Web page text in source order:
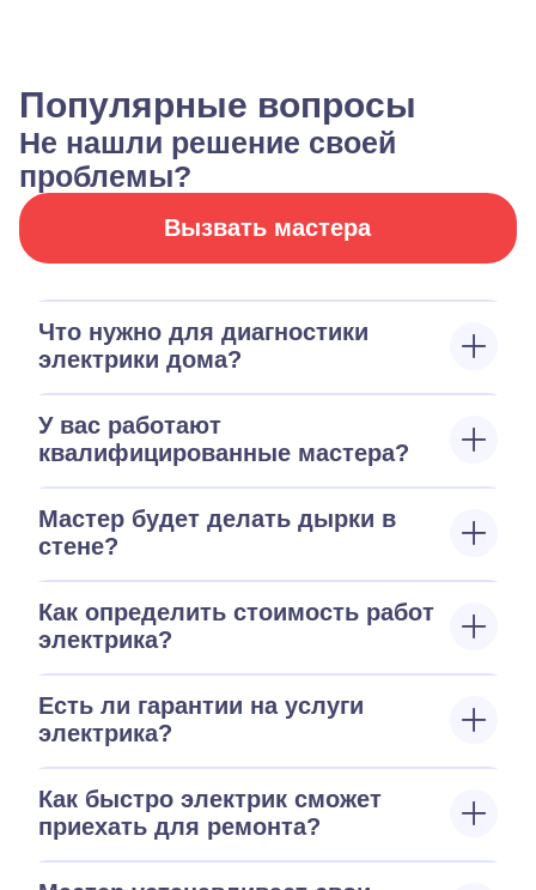
Популярные вопросы
Не нашли решение своей
проблемы?
Вызвать мастера
Что нужно для диагностики
электрики дома?
У вас работают
квалифицированные мастера?
Мастер будет делать дырки в
стене?
Как определить стоимость работ
электрика?
Есть ли гарантии на услуги
электрика?
Как быстро электрик сможет
приехать для ремонта?